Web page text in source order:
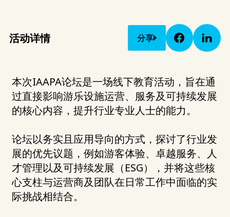
活动详情 分享
本次IAAPA论坛是一场线下教育活动，旨在通
过直接影响游乐设施运营、服务及可持续发展
的核心内容，提升行业专业人士的能力。
论坛以务实且应用导向的方式，探讨了行业发
展的优先议题，例如游客体验、卓越服务、人
才管理以及可持续发展（ESG），并将这些核
心支柱与运营商及团队在日常工作中面临的实
际挑战相结合。